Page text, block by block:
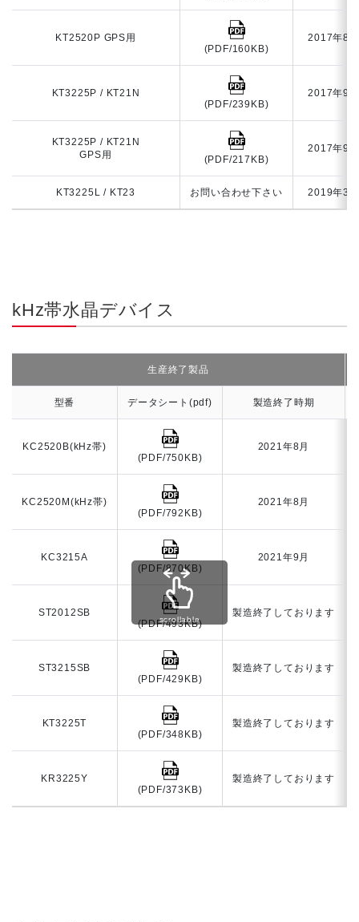
KT2520P GPS用
(PDF/160KB)
2017年8月
KT3225P / KT21N
(PDF/239KB)
2017年9月
KT3225P / KT21N
GPS用
(PDF/217KB)
2017年9月
KT3225L / KT23 お問い合わせ下さい 2019年3月
kHz帯水晶デバイス
生産終了製品
型番 データシート(pdf) 製造終了時期
KC2520B(kHz帯)
(PDF/750KB)
2021年8月
KC2520M(kHz帯)
(PDF/792KB)
2021年8月
KC3215A
(PDF/870KB)
2021年9月
ST2012SB
(PDF/493KB)
製造終了しております
ST3215SB
(PDF/429KB)
製造終了しております
KT3225T
(PDF/348KB)
製造終了しております
KR3225Y
(PDF/373KB)
製造終了しております
scrollable